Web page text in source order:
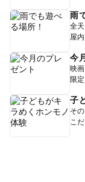
雨
全
屋
今
映
限
子
そ
こ